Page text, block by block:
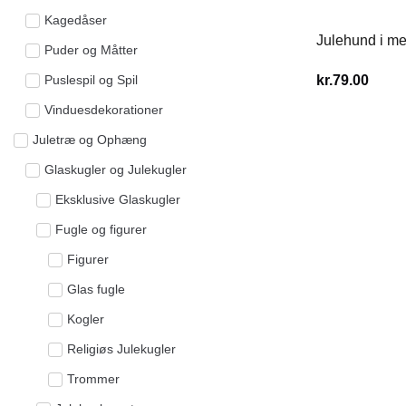
Kagedåser
Puder og Måtter
Puslespil og Spil
Vinduesdekorationer
Juletræ og Ophæng
Glaskugler og Julekugler
Eksklusive Glaskugler
Fugle og figurer
Figurer
Glas fugle
Kogler
Religiøs Julekugler
Trommer
Julehund i
kr.79.00